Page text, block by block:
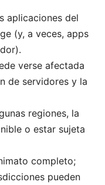
aplicaciones del
(y, a veces, apps
verse afectada
de servidores y la
regiones, la
o estar sujeta
completo;
pueden